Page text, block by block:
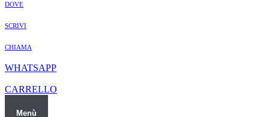
DOVE
SCRIVI
CHIAMA
WHATSAPP
CARRELLO
Menù